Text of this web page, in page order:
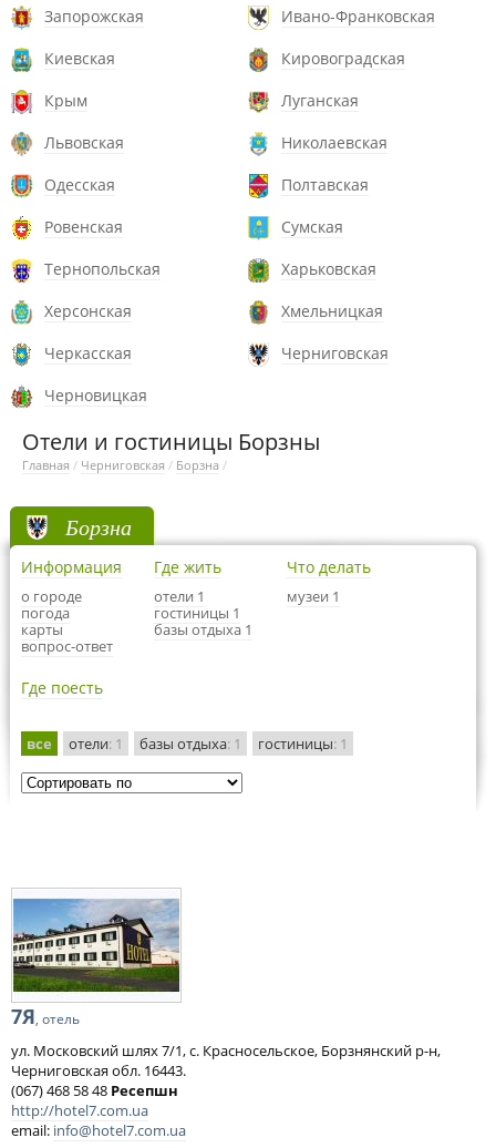
Запорожская
Ивано-Франковская
Киевская
Кировоградская
Крым
Луганская
Львовская
Николаевская
Одесская
Полтавская
Ровенская
Сумская
Тернопольская
Харьковская
Херсонская
Хмельницкая
Черкасская
Черниговская
Черновицкая
Отели и гостиницы Борзны
Главная / Черниговская / Борзна /
Борзна
Информация
о городе
погода
карты
вопрос-ответ
Где жить
отели 1
гостиницы 1
базы отдыха 1
Что делать
музеи 1
Где поесть
все отели: 1 базы отдыха: 1 гостиницы: 1
7Я, отель
ул. Московский шлях 7/1, с. Красносельское, Борзнянский р-н,
Черниговская обл. 16443.
(067) 468 58 48 Ресепшн
http://hotel7.com.ua
email: info@hotel7.com.ua